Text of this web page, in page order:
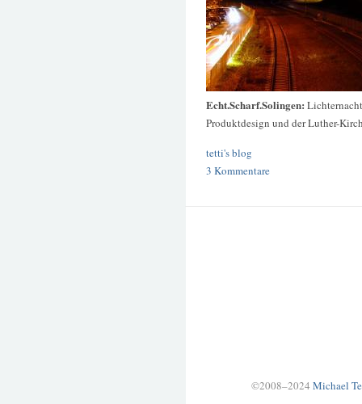
Echt.Scharf.Solingen:
Produktdesign und der Luther-
tetti's blog
3 Kommentare
©2008–2024 Michael